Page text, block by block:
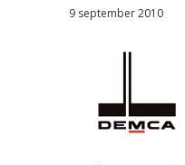
9 september 2010